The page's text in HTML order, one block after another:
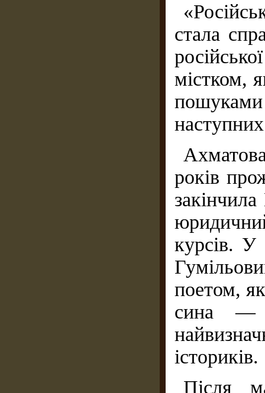
стала
містком,
пошуками
років
курсів.
поетом,
сина —
істориків.
Після